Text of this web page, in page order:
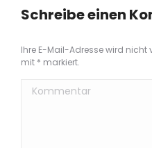
teilen teilen
Schreibe einen
Ihre E-Mail-Adresse wird nicht
mit * markiert.
Kommentar